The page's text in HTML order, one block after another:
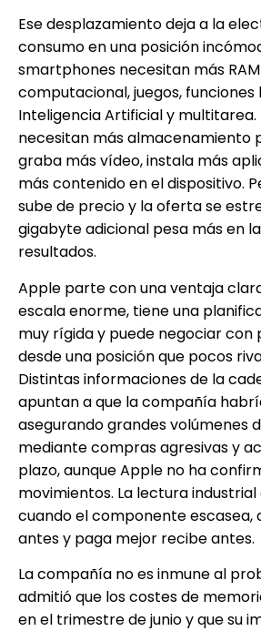
Ese desplazamiento deja a la
consumo en una posición
smartphones necesitan más
computacional, juegos, funciones
Inteligencia Artificial y multitarea.
necesitan más almacenamiento
graba más vídeo, instala más
más contenido en el dispositivo.
sube de precio y la oferta se
gigabyte adicional pesa más en
resultados.
Apple parte con una ventaja
escala enorme, tiene una
muy rígida y puede negociar con
desde una posición que pocos
Distintas informaciones de la
apuntan a que la compañía
asegurando grandes volúmenes
mediante compras agresivas y
plazo, aunque Apple no ha
movimientos. La lectura industrial
cuando el componente escasea,
antes y paga mejor recibe antes.
La compañía no es inmune al
admitió que los costes de
en el trimestre de junio y que su